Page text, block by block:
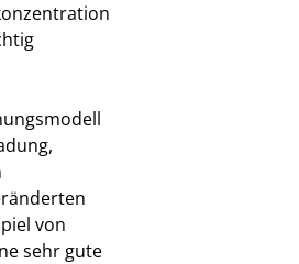
von
sehr gute